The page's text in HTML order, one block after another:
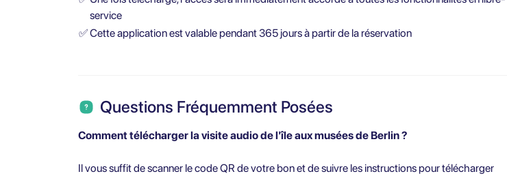
service
✅Cette application est valable pendant 365 jours à partir de la réservation
Questions Fréquemment Posées
Comment télécharger la visite audio de l'île aux musées de Berlin ?
Il vous suffit de scanner le code QR de votre bon et de suivre les instructions pour télécharger